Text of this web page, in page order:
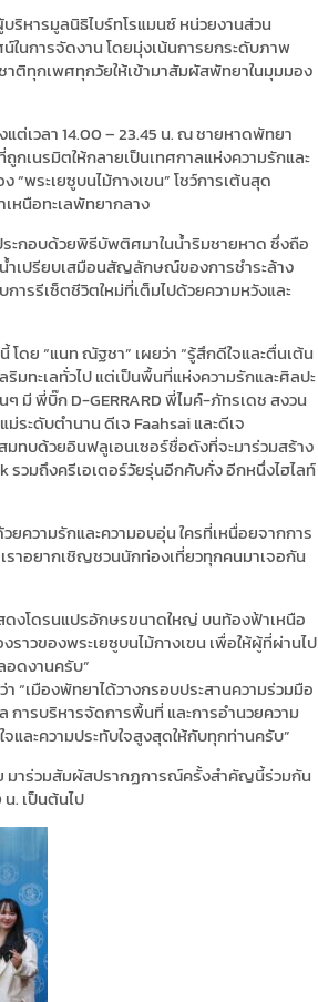
หารมูลนิธิไบร์ทโรแมนซ์ หน่วยงานส่วน
นการจัดงาน โดยมุ่งเน้นการยกระดับภาพ
ติทุกเพศทุกวัยให้เข้ามาสัมผัสพัทยาในมุมมอง
ต่เวลา 14.00 – 23.45 น. ณ ชายหาดพัทยา
เนรมิตให้กลายเป็นเทศกาลแห่งความรักและ
พระเยซูบนไม้กางเขน” โชว์การเต้นสุด
หนือทะเลพัทยากลาง
ะกอบด้วยพิธีบัพติศมาในน้ำริมชายหาด ซึ่งถือ
ำเปรียบเสมือนสัญลักษณ์ของการชำระล้าง
ารรีเซ็ตชีวิตใหม่ที่เต็มไปด้วยความหวังและ
ดย “แนท ณัฐชา” เผยว่า “รู้สึกดีใจและตื่นเต้น
มทะเลทั่วไป แต่เป็นพื้นที่แห่งความรักและศิลปะ
มี พี่บิ๊ก D-GERRARD พี่ไมค์-ภัทรเดช สงวน
ะดับตำนาน ดีเจ Faahsai และดีเจ
มทบด้วยอินฟลูเอนเซอร์ชื่อดังที่จะมาร่วมสร้าง
วมถึงครีเอเตอร์วัยรุ่นอีกคับคั่ง อีกหนึ่งไฮไลท์
ยความรักและความอบอุ่น ใครที่เหนื่อยจากการ
ราอยากเชิญชวนนักท่องเที่ยวทุกคนมาเจอกัน
ดงโดรนแปรอักษรขนาดใหญ่ บนท้องฟ้าเหนือ
าวของพระเยซูบนไม้กางเขน เพื่อให้ผู้ที่ผ่านไป
อดงานครับ”
“เมืองพัทยาได้วางกรอบประสานความร่วมมือ
ารบริหารจัดการพื้นที่ และการอำนวยความ
และความประทับใจสูงสุดให้กับทุกท่านครับ”
มาร่วมสัมผัสปรากฏการณ์ครั้งสำคัญนี้ร่วมกัน
. เป็นต้นไป